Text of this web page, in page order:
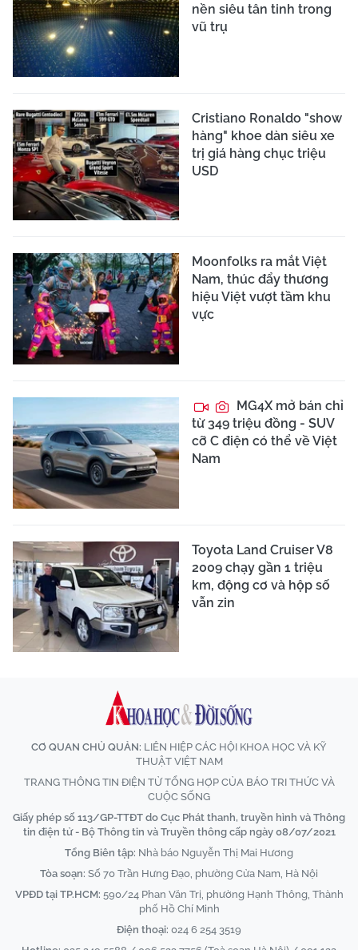
nền siêu tân tinh trong
vũ trụ
Cristiano Ronaldo "show
hàng" khoe dàn siêu xe
trị giá hàng chục triệu
USD
Moonfolks ra mắt Việt
Nam, thúc đẩy thương
hiệu Việt vượt tầm khu
vực
MG4X mở bán chỉ
từ 349 triệu đồng - SUV
cỡ C điện có thể về Việt
Nam
Toyota Land Cruiser V8
2009 chạy gần 1 triệu
km, động cơ và hộp số
vẫn zin
CƠ QUAN CHỦ QUẢN: LIÊN HIỆP CÁC HỘI KHOA HỌC VÀ KỸ
THUẬT VIỆT NAM
TRANG THÔNG TIN ĐIỆN TỬ TỔNG HỢP CỦA BÁO TRI THỨC VÀ
CUỘC SỐNG
Giấy phép số 113/GP-TTĐT do Cục Phát thanh, truyền hình và Thông
tin điện tử - Bộ Thông tin và Truyền thông cấp ngày 08/07/2021
Tổng Biên tập: Nhà báo Nguyễn Thị Mai Hương
Tòa soạn: Số 70 Trần Hưng Đạo, phường Cửa Nam, Hà Nội
VPĐD tại TP.HCM: 590/24 Phan Văn Trị, phường Hạnh Thông, Thành
phố Hồ Chí Minh
Điện thoại: 024 6 254 3519